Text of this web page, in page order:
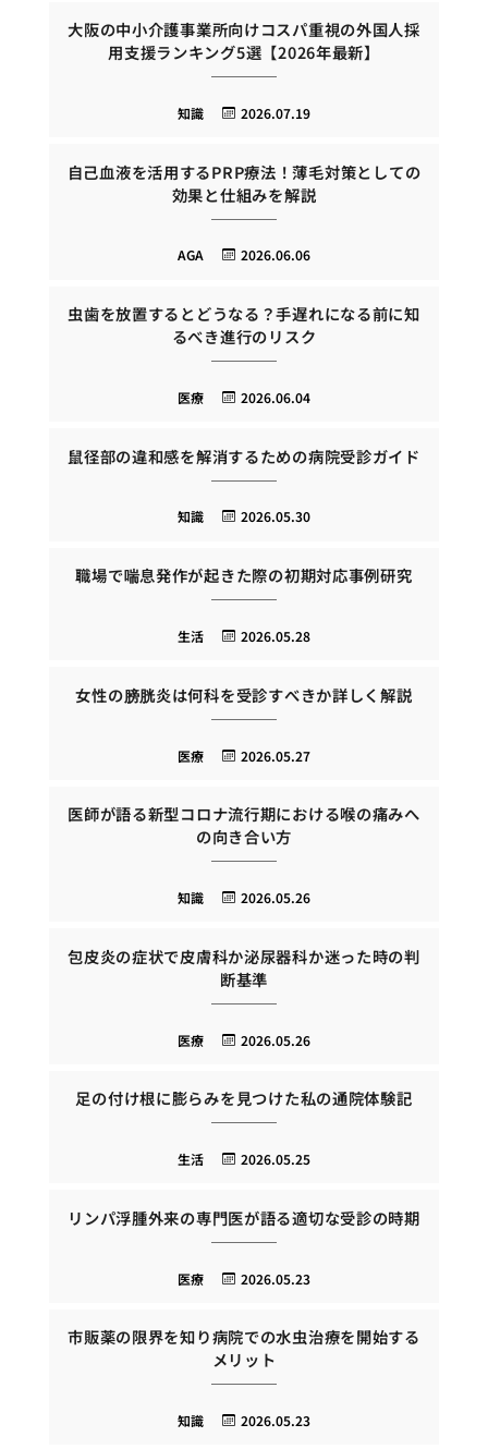
大阪の中小介護事業所向けコスパ重視の外国人採
用支援ランキング5選【2026年最新】
2026.07.19
知識
自己血液を活用するPRP療法！薄毛対策としての
効果と仕組みを解説
2026.06.06
AGA
虫歯を放置するとどうなる？手遅れになる前に知
るべき進行のリスク
2026.06.04
医療
鼠径部の違和感を解消するための病院受診ガイド
2026.05.30
知識
職場で喘息発作が起きた際の初期対応事例研究
2026.05.28
生活
女性の膀胱炎は何科を受診すべきか詳しく解説
2026.05.27
医療
医師が語る新型コロナ流行期における喉の痛みへ
の向き合い方
2026.05.26
知識
包皮炎の症状で皮膚科か泌尿器科か迷った時の判
断基準
2026.05.26
医療
足の付け根に膨らみを見つけた私の通院体験記
2026.05.25
生活
リンパ浮腫外来の専門医が語る適切な受診の時期
2026.05.23
医療
市販薬の限界を知り病院での水虫治療を開始する
メリット
2026.05.23
知識